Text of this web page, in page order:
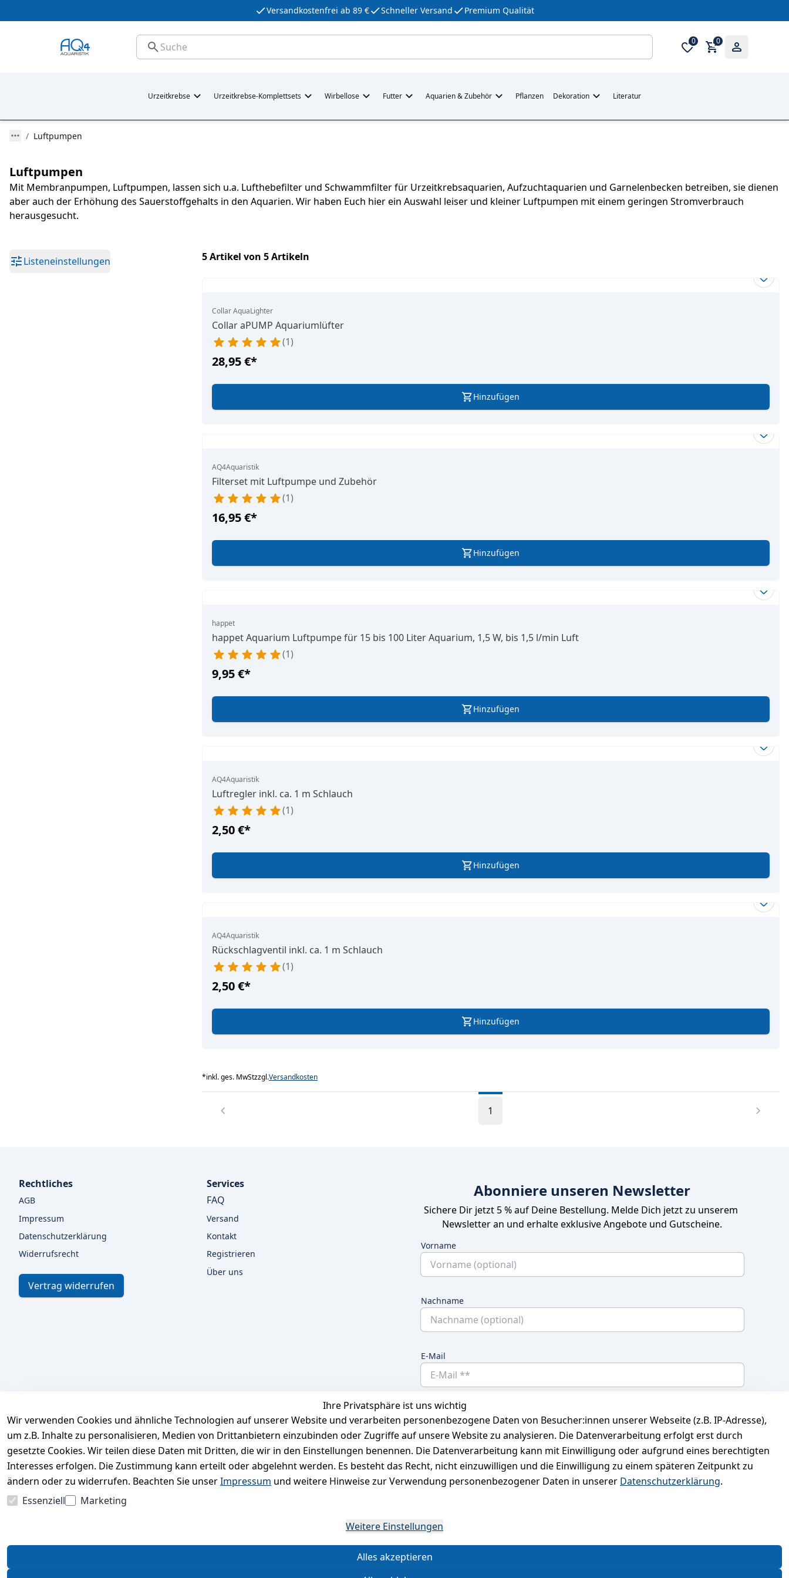
Versandkostenfrei ab 89 € Schneller Versand Premium Qualität
0 0
Urzeitkrebse Urzeitkrebse-Komplettsets Wirbellose Futter Aquarien & Zubehör Pflanzen Dekoration Literatur
Luftpumpen
Luftpumpen
Mit Membranpumpen, Luftpumpen, lassen sich u.a. Lufthebefilter und Schwammfilter für Urzeitkrebsaquarien, Aufzuchtaquarien und Garnelenbecken betreiben, sie dienen
aber auch der Erhöhung des Sauerstoffgehalts in den Aquarien. Wir haben Euch hier ein Auswahl leiser und kleiner Luftpumpen mit einem geringen Stromverbrauch
herausgesucht.
Listeneinstellungen 5 Artikel von 5 Artikeln
Collar AquaLighter
Collar aPUMP Aquariumlüfter
1
28,95 €*
Hinzufügen
AQ4Aquaristik
Filterset mit Luftpumpe und Zubehör
1
16,95 €*
Hinzufügen
happet
happet Aquarium Luftpumpe für 15 bis 100 Liter Aquarium, 1,5 W, bis 1,5 l/min Luft
1
9,95 €*
Hinzufügen
AQ4Aquaristik
Luftregler inkl. ca. 1 m Schlauch
1
2,50 €*
Hinzufügen
AQ4Aquaristik
Rückschlagventil inkl. ca. 1 m Schlauch
1
2,50 €*
Hinzufügen
*inkl. ges. MwStzzgl.Versandkosten
1
Ihre Privatsphäre ist uns wichtig
Wir verwenden Cookies und ähnliche Technologien auf unserer Website und verarbeiten personenbezogene Daten von Besucher:innen unserer Webseite (z.B. IP-Adresse),
um z.B. Inhalte zu personalisieren, Medien von Drittanbietern einzubinden oder Zugriffe auf unsere Website zu analysieren. Die Datenverarbeitung erfolgt erst durch
gesetzte Cookies. Wir teilen diese Daten mit Dritten, die wir in den Einstellungen benennen. Die Datenverarbeitung kann mit Einwilligung oder aufgrund eines berechtigten
Interesses erfolgen. Die Zustimmung kann erteilt oder abgelehnt werden. Es besteht das Recht, nicht einzuwilligen und die Einwilligung zu einem späteren Zeitpunkt zu
ändern oder zu widerrufen. Beachten Sie unserImpressum und weitere Hinweise zur Verwendung personenbezogener Daten in unserer Datenschutzerklärung.
Essenziell
Marketing
Weitere Einstellungen
Alles akzeptieren
Rechtliches
AGB
Impressum
Datenschutzerklärung
Widerrufsrecht
Vertrag widerrufen
Services
FAQ
Versand
Kontakt
Registrieren
Über uns
Abonniere unseren Newsletter
Sichere Dir jetzt 5 % auf Deine Bestellung. Melde Dich jetzt zu unserem
Newsletter an und erhalte exklusive Angebote und Gutscheine.
Vorname
Nachname
E-Mail
Ich bestätige hiermit, dass ich die
habe. Ich kann meine Einwilligung jederzeit widerrufen.**
Newsletter abonnieren
** markierte Felder sind erforderlich